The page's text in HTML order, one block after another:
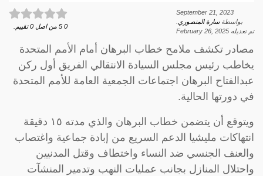
September 21, 2023
بواسطةسارة المنصوري
تم تعديله February 26, 2025
0
5 من اصل 0 تقييم.
مصادر تكشف ملامح خطاب البرهان أمام الأمم المتحدة
يخاطب رئيس مجلس السيادة الانتقالي الفريق أول ركن
عبدالفتاح البرهان اجتماعات الجمعية العامة للأمم المتحدة
في دورتها الحالية.
ويتوقع أن يتضمن خطاب البرهان والذي مدته ١٥ دقيقة
انتهاكات مليشيا الدعم السريع من إبادة جماعية واغتصاب
والعنف الجنسي ضد النساء واختطاف وقتل المدنيين
واحتلال المنازل بجانب عمليات النهب وتدمير المنشآت